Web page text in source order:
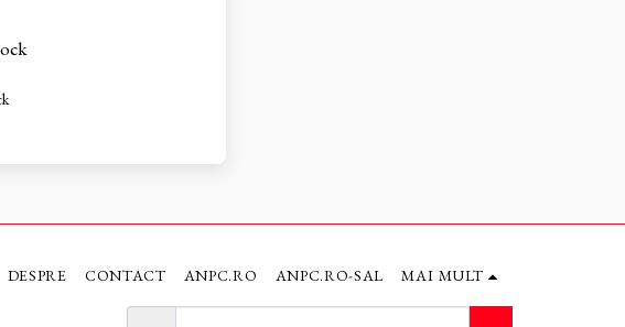
DESPRE CONTACT ANPC.RO ANPC.RO-SAL MAI MULT